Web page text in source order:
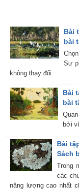
Bài
bài
Sự
không thay đổi.
Bài
bài
bởi vì
Bài
Sách
Trong
các
năng lượng cao nhất